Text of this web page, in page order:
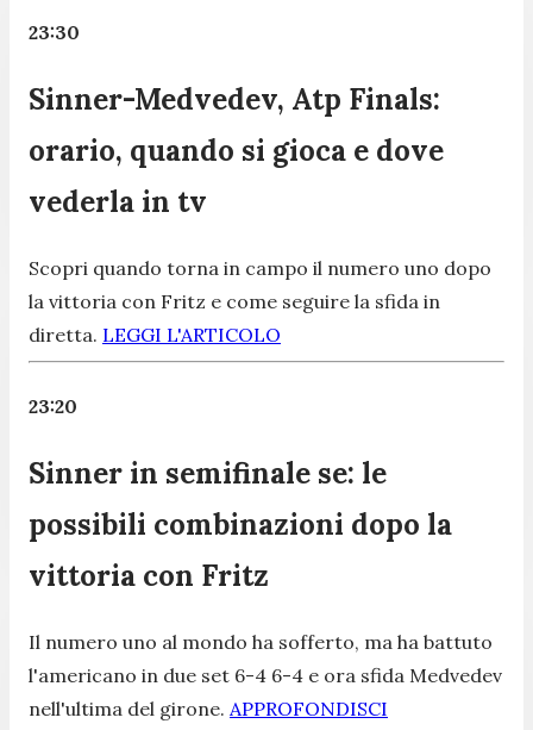
23:30
Sinner-Medvedev, Atp Finals:
orario, quando si gioca e dove
vederla in tv
Scopri quando torna in campo il numero uno dopo
la vittoria con Fritz e come seguire la sfida in
diretta. LEGGI L'ARTICOLO
23:20
Sinner in semifinale se: le
possibili combinazioni dopo la
vittoria con Fritz
Il numero uno al mondo ha sofferto, ma ha battuto
l'americano in due set 6-4 6-4 e ora sfida Medvedev
nell'ultima del girone. APPROFONDISCI